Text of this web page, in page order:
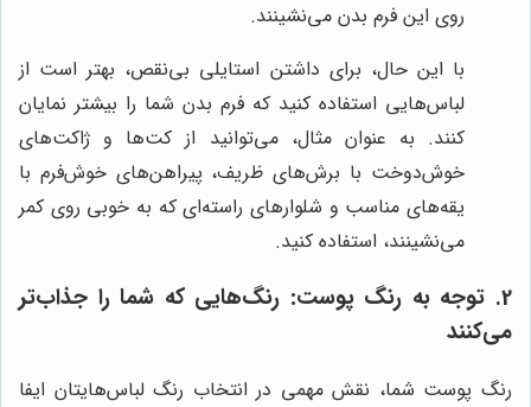
روی این فرم بدن می‌نشینند.
با این حال، برای داشتن استایلی بی‌نقص، بهتر است از
لباس‌هایی استفاده کنید که فرم بدن شما را بیشتر نمایان
کنند. به عنوان مثال، می‌توانید از کت‌ها و ژاکت‌های
خوش‌دوخت با برش‌های ظریف، پیراهن‌های خوش‌فرم با
یقه‌های مناسب و شلوارهای راسته‌ای که به خوبی روی کمر
می‌نشینند، استفاده کنید.
2. توجه به رنگ پوست: رنگ‌هایی که شما را جذاب‌تر
می‌کنند
رنگ پوست شما، نقش مهمی در انتخاب رنگ لباس‌هایتان ایفا